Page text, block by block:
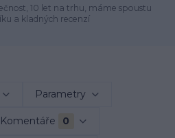
10 let na trhu, máme spoustu
a kladných recenzí
Parametry
Komentáře 0